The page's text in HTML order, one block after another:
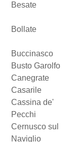
Besate
Bollate
Buccinasco
Busto Garolfo
Canegrate
Casarile
Cassina de'
Pecchi
Cernusco sul
Naviglio